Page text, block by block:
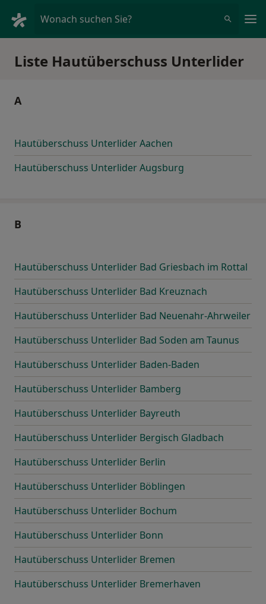
Wonach suchen Sie?
Liste Hautüberschuss Unterlider
A
Hautüberschuss Unterlider Aachen
Hautüberschuss Unterlider Augsburg
B
Hautüberschuss Unterlider Bad Griesbach im Rottal
Hautüberschuss Unterlider Bad Kreuznach
Hautüberschuss Unterlider Bad Neuenahr-Ahrweiler
Hautüberschuss Unterlider Bad Soden am Taunus
Hautüberschuss Unterlider Baden-Baden
Hautüberschuss Unterlider Bamberg
Hautüberschuss Unterlider Bayreuth
Hautüberschuss Unterlider Bergisch Gladbach
Hautüberschuss Unterlider Berlin
Hautüberschuss Unterlider Böblingen
Hautüberschuss Unterlider Bochum
Hautüberschuss Unterlider Bonn
Hautüberschuss Unterlider Bremen
Hautüberschuss Unterlider Bremerhaven